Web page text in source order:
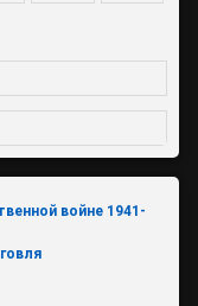
войне 1941-